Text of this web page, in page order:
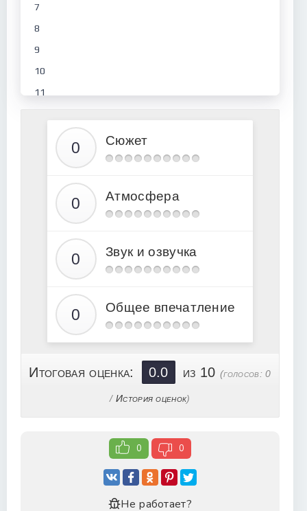
7
8
9
10
11
24
Сюжет
Атмосфера
Звук и озвучка
Общее впечатление
Итоговая оценка: 0.0 из 10(голосов:0
/ История оценок)
0 0
Не работает?